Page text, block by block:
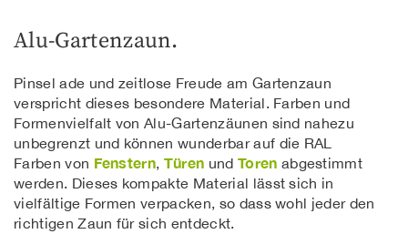
Alu-Gartenzaun.
Pinsel ade und zeitlose Freude am Gartenzaun
verspricht dieses besondere Material. Farben und
Formenvielfalt von Alu-Gartenzäunen sind nahezu
unbegrenzt und können wunderbar auf die RAL
Farben von Fenstern, Türen und Toren abgestimmt
werden. Dieses kompakte Material lässt sich in
vielfältige Formen verpacken, so dass wohl jeder den
richtigen Zaun für sich entdeckt.